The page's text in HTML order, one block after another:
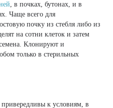
, в почках, бутонах, и в
Чаще всего для
почку из стебля либо из
на сотни клеток и затем
Клонируют и
только в стерильных
к условиям, в